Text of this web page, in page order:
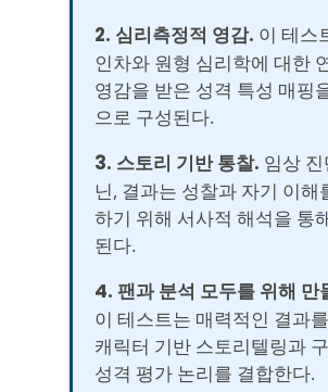
2. 심리측정적 영감. 이 테스
인차와 원형 심리학에 대한
영감을 받은 성격 특성 매핑
으로 구성된다.
3. 스토리 기반 통찰. 임상
닌, 결과는 성찰과 자기 이해
하기 위해 서사적 해석을 통
된다.
4. 팬과 분석 모두를 위해 만
이 테스트는 매력적인 결과
캐릭터 기반 스토리텔링과
성격 평가 논리를 결합한다.